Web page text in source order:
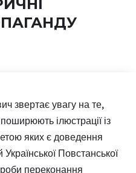
звертає увагу на те,
ілюстрації із
яких є доведення
Повстанської
переконання